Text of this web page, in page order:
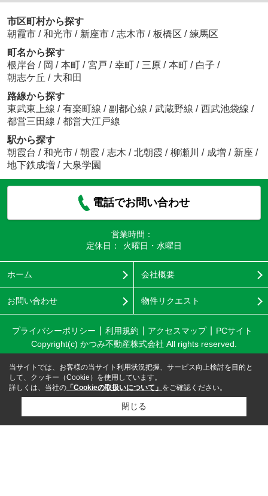
市区町村から探す
朝霞市 / 和光市 / 新座市 / 志木市 / 板橋区 / 練馬区
町名から探す
根岸台 / 岡 / 本町 / 宮戸 / 幸町 / 三原 / 本町 / 白子 /
朝志ケ丘 / 大和田
路線から探す
東武東上線 / 有楽町線 / 副都心線 / 武蔵野線 / 西武池袋線 /
都営三田線 / 都営大江戸線
駅から探す
朝霞台 / 和光市 / 朝霞 / 志木 / 北朝霞 / 柳瀬川 / 成増 / 新座 /
地下鉄成増 / 大泉学園
電話でお問い合わせ
営業時間：
定休日：
火曜日・水曜日
ホーム 会社概要
お問い合わせ 物件リクエスト
プライバシーポリシー 利用規約 アクセスマップ
PCサイト
Copyright(c) かつみ不動産株式会社 All rights reserved.
当サイトでは、お客様の当サイト利用状況把握、サービス向上検討を目的と
して、クッキー（Cookie）を使用しています。
詳しくは、当社の 「Cookieの取扱いについて」 をご確認ください。
閉じる